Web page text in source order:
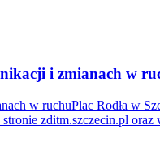
i zmianach w
w ruchuPlac Rodła w
zditm.szczecin.pl oraz